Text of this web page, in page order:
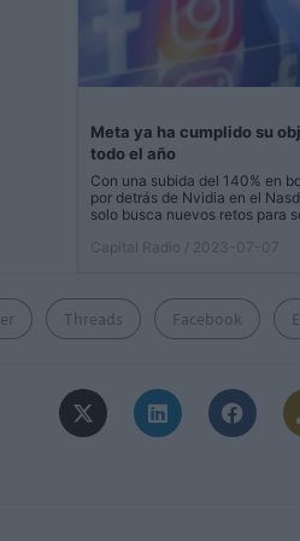
Meta ya ha cumplido su
todo el año
Con una subida del 140% en
por detrás de Nvidia en el
solo busca nuevos retos para
Capital Radio
/ 2023-07-07
Threads Facebook